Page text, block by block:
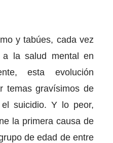
y tabúes, cada vez
la salud mental en
esta evolución
temas gravísimos de
suicidio. Y lo peor,
la primera causa de
de edad de entre